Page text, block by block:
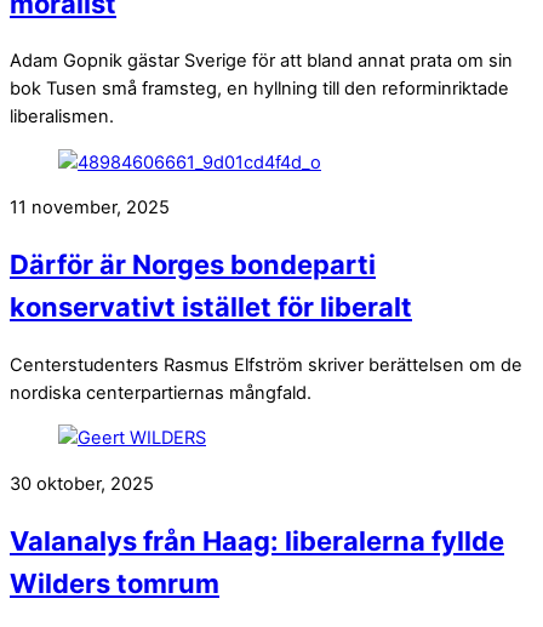
Adam Gopnik gästar Sverige för att bland annat prata om sin
bok Tusen små framsteg, en hyllning till den reforminriktade
liberalismen.
11 november, 2025
Därför är Norges bondeparti
konservativt istället för liberalt
Centerstudenters Rasmus Elfström skriver berättelsen om de
nordiska centerpartiernas mångfald.
30 oktober, 2025
Valanalys från Haag: liberalerna fyllde
Wilders tomrum